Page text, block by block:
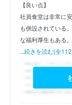
【良い点】
社員食堂は非常に
も併設されている
な福利厚生もある。
...続きを読む(全